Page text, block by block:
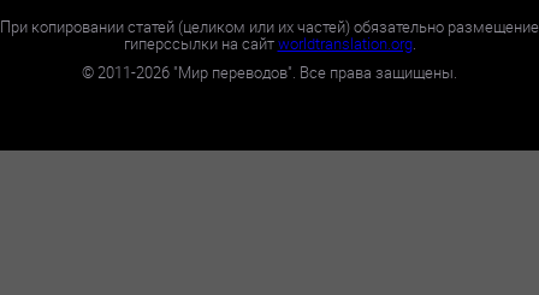
При копировании статей (целиком или их частей) обязательно размещение
гиперссылки на сайтworldtranslation.org.
©2011-2026 "Мир переводов". Все права защищены.